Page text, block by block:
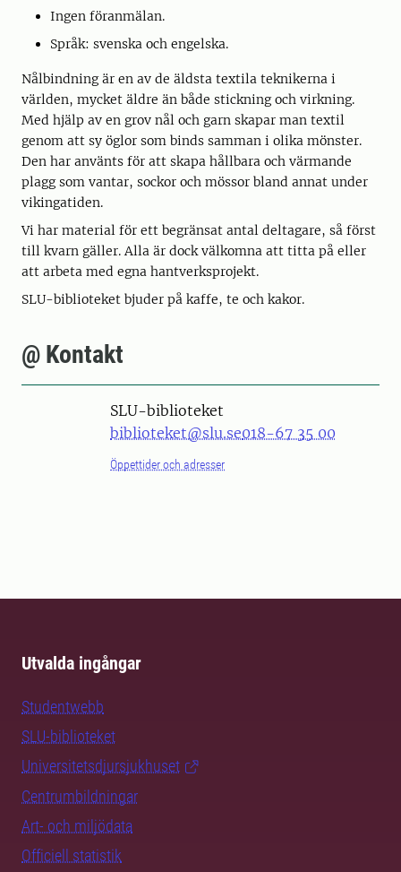
Ingen föranmälan.
Språk: svenska och engelska.
Nålbindning är en av de äldsta textila teknikerna i
världen, mycket äldre än både stickning och virkning.
Med hjälp av en grov nål och garn skapar man textil
genom att sy öglor som binds samman i olika mönster.
Den har använts för att skapa hållbara och värmande
plagg som vantar, sockor och mössor bland annat under
vikingatiden.
Vi har material för ett begränsat antal deltagare, så först
till kvarn gäller. Alla är dock välkomna att titta på eller
att arbeta med egna hantverksprojekt.
SLU-biblioteket bjuder på kaffe, te och kakor.
@ Kontakt
SLU-biblioteket
biblioteket@slu.se018-67 35 00
Öppettider och adresser
Utvalda ingångar
Studentwebb
SLU-biblioteket
Universitetsdjursjukhuset
Centrumbildningar
Art- och miljödata
Officiell statistik